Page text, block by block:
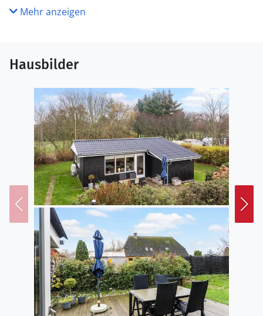
in die Abendstunden für Unterhaltung sorgt. Zum
Wasser sind es auf beiden Seiten der Insel 10
Mehr anzeigen
Hausbilder